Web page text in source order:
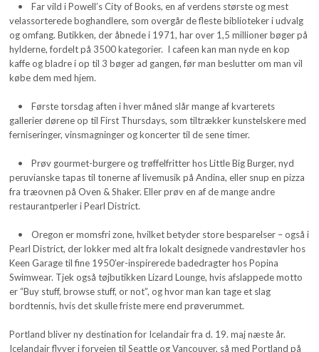
• Far vild i Powell’s City of Books, en af verdens største og mest
velassorterede boghandlere, som overgår de fleste biblioteker i udvalg
og omfang. Butikken, der åbnede i 1971, har over 1,5 millioner bøger på
hylderne, fordelt på 3500 kategorier. I cafeen kan man nyde en kop
kaffe og bladre i op til 3 bøger ad gangen, før man beslutter om man vil
købe dem med hjem.
• Første torsdag aften i hver måned slår mange af kvarterets
gallerier dørene op til First Thursdays, som tiltrækker kunstelskere med
ferniseringer, vinsmagninger og koncerter til de sene timer.
• Prøv gourmet-burgere og trøffelfritter hos Little Big Burger, nyd
peruvianske tapas til tonerne af livemusik på Andina, eller snup en pizza
fra træovnen på Oven & Shaker. Eller prøv en af de mange andre
restaurantperler i Pearl District.
• Oregon er momsfri zone, hvilket betyder store besparelser – også i
Pearl District, der lokker med alt fra lokalt designede vandrestøvler hos
Keen Garage til fine 1950’er-inspirerede badedragter hos Popina
Swimwear. Tjek også tøjbutikken Lizard Lounge, hvis afslappede motto
er “Buy stuff, browse stuff, or not”, og hvor man kan tage et slag
bordtennis, hvis det skulle friste mere end prøverummet.
Portland bliver ny destination for Icelandair fra d. 19. maj næste år.
Icelandair flyver i forvejen til Seattle og Vancouver, så med Portland på